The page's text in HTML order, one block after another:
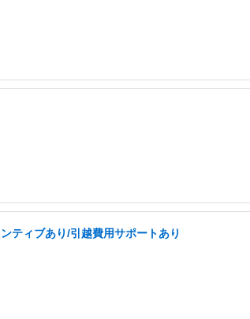
ティブあり/引越費用サポートあり